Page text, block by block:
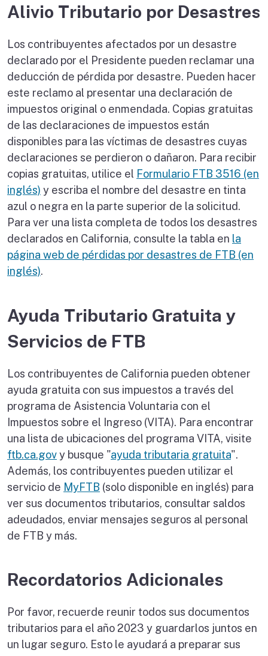
Alivio Tributario por Desastres
Los contribuyentes afectados por un desastre
declarado por el Presidente pueden reclamar una
deducción de pérdida por desastre. Pueden hacer
este reclamo al presentar una declaración de
impuestos original o enmendada. Copias gratuitas
de las declaraciones de impuestos están
disponibles para las víctimas de desastres cuyas
declaraciones se perdieron o dañaron. Para recibir
copias gratuitas, utilice el Formulario FTB 3516 (en
inglés) y escriba el nombre del desastre en tinta
azul o negra en la parte superior de la solicitud.
Para ver una lista completa de todos los desastres
declarados en California, consulte la tabla en la
página web de pérdidas por desastres de FTB (en
inglés).
Ayuda Tributario Gratuita y
Servicios de FTB
Los contribuyentes de California pueden obtener
ayuda gratuita con sus impuestos a través del
programa de Asistencia Voluntaria con el
Impuestos sobre el Ingreso (VITA). Para encontrar
una lista de ubicaciones del programa VITA, visite
ftb.ca.govy busque "ayuda tributaria gratuita".
Además, los contribuyentes pueden utilizar el
servicio de MyFTB (solo disponible en inglés) para
ver sus documentos tributarios, consultar saldos
adeudados, enviar mensajes seguros al personal
de FTB y más.
Recordatorios Adicionales
Por favor, recuerde reunir todos sus documentos
tributarios para el año 2023 y guardarlos juntos en
un lugar seguro. Esto le ayudará a preparar sus